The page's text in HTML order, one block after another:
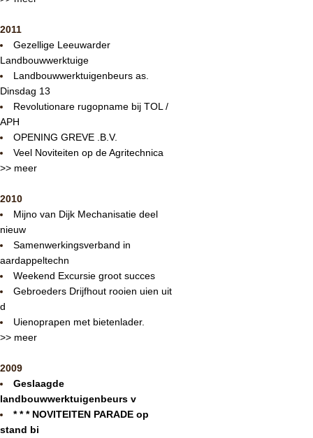
2011
Gezellige Leeuwarder
Landbouwwerktuige
Landbouwwerktuigenbeurs as.
Dinsdag 13
Revolutionare rugopname bij TOL /
APH
OPENING GREVE .B.V.
Veel Noviteiten op de Agritechnica
>> meer
2010
Mijno van Dijk Mechanisatie deel
nieuw
Samenwerkingsverband in
aardappeltechn
Weekend Excursie groot succes
Gebroeders Drijfhout rooien uien uit
d
Uienoprapen met bietenlader.
>> meer
2009
Geslaagde
landbouwwerktuigenbeurs v
* * * NOVITEITEN PARADE op
stand bi